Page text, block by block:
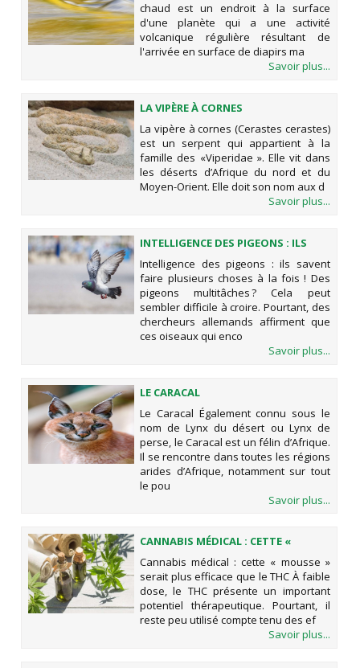
chaud est un endroit à la surface
d'une planète qui a une activité
volcanique régulière résultant de
l'arrivée en surface de diapirs ma
Savoir plus...
LA VIPÈRE À CORNES
La vipère à cornes (Cerastes cerastes)
est un serpent qui appartient à la
famille des «Viperidae ». Elle vit dans
les déserts d’Afrique du nord et du
Moyen-Orient. Elle doit son nom aux d
Savoir plus...
INTELLIGENCE DES PIGEONS : ILS
SAVENT FAIRE PLUSIEURS CHOSES À
LA FOIS !
Intelligence des pigeons : ils savent
faire plusieurs choses à la fois ! Des
pigeons multitâches ? Cela peut
sembler difficile à croire. Pourtant, des
chercheurs allemands affirment que
ces oiseaux qui enco
Savoir plus...
LE CARACAL
Le Caracal Également connu sous le
nom de Lynx du désert ou Lynx de
perse, le Caracal est un félin d’Afrique.
Il se rencontre dans toutes les régions
arides d’Afrique, notamment sur tout
le pou
Savoir plus...
CANNABIS MÉDICAL : CETTE «
MOUSSE » SERAIT PLUS EFFICACE
QUE LE THC
Cannabis médical : cette « mousse »
serait plus efficace que le THC À faible
dose, le THC présente un important
potentiel thérapeutique. Pourtant, il
reste peu utilisé compte tenu des ef
Savoir plus...